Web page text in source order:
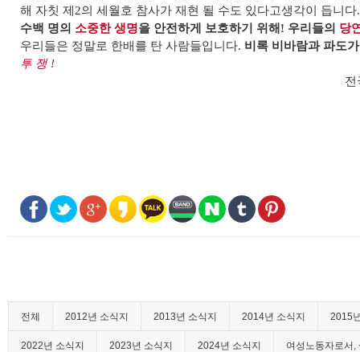
해 자칫 제 2의 세월호 참사가 재현 될 수도 있다고생각이 듭니다
수백 명의 소중한 생명을 안전하게 보호하기 위해 ! 우리들의 당
우리들은 정말로 한배를 탄 사람들입니다. 비록 비바람과 파도
투 쟁 !
전
전체 2012년 소식지 2013년 소식지 2014년 소식지 2015
2022년 소식지 2023년 소식지 2024년 소식지 여성노동자로서,